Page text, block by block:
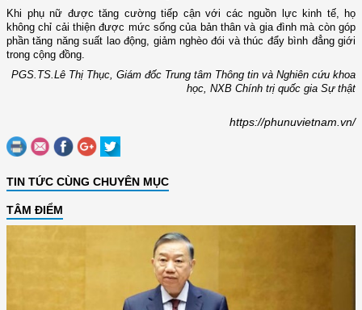
Khi phụ nữ được tăng cường tiếp cận với các nguồn lực kinh tế, họ
không chỉ cải thiện được mức sống của bản thân và gia đình mà còn góp
phần tăng năng suất lao động, giảm nghèo đói và thúc đẩy bình đẳng giới
trong cộng đồng.
PGS.TS.Lê Thị Thục, Giám đốc Trung tâm Thông tin và Nghiên cứu khoa
học, NXB Chính trị quốc gia Sự thật
https://phunuvietnam.vn/
TIN TỨC CÙNG CHUYÊN MỤC
TÂM ĐIỂM